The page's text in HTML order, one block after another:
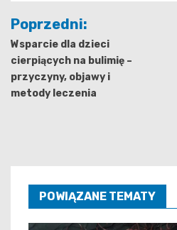
Nawigacja
wpisu
Poprzedni:
Wsparcie dla dzieci
cierpiących na bulimię –
przyczyny, objawy i
metody leczenia
POWIĄZANE TEMATY